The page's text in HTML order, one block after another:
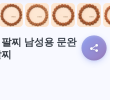
찌 남성용 문완